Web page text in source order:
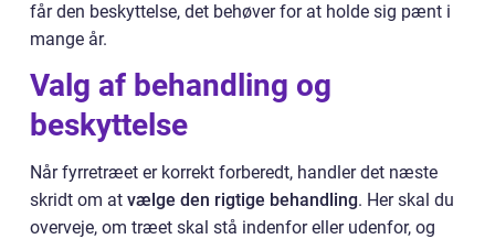
får den beskyttelse, det behøver for at holde sig pænt i
mange år.
Valg af behandling og
beskyttelse
Når fyrretræet er korrekt forberedt, handler det næste
skridt om at vælge den rigtige behandling. Her skal du
overveje, om træet skal stå indenfor eller udenfor, og